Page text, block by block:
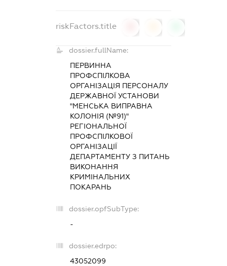
riskFactors.title
dossier.fullName:
ПЕРВИННА
ПРОФСПІЛКОВА
ОРГАНІЗАЦІЯ ПЕРСОНАЛУ
ДЕРЖАВНОЇ УСТАНОВИ
"МЕНСЬКА ВИПРАВНА
КОЛОНІЯ (№91)"
РЕГІОНАЛЬНОЇ
ПРОФСПІЛКОВОЇ
ОРГАНІЗАЦІЇ
ДЕПАРТАМЕНТУ З ПИТАНЬ
ВИКОНАННЯ
КРИМІНАЛЬНИХ
ПОКАРАНЬ
dossier.opfSubType:
-
dossier.edrpo:
43052099